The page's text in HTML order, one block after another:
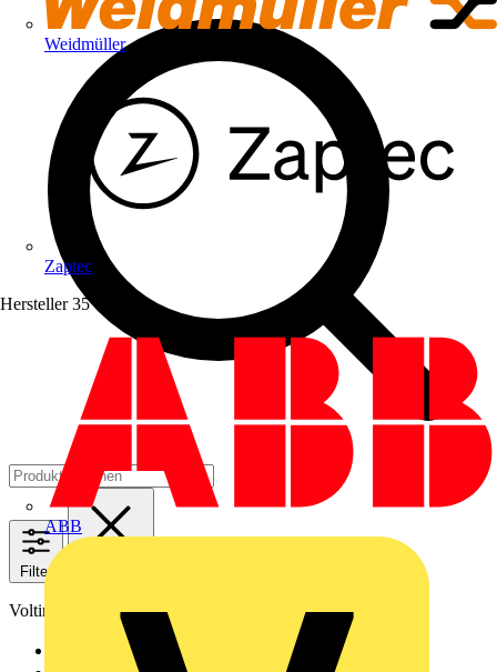
Weidmüller
Zaptec
Hersteller 35
ABB
Filter
Voltimum+ Treueprogramm
350